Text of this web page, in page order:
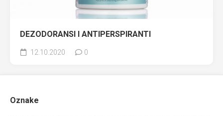
DEZODORANSI I ANTIPERSPIRANTI
12.10.2020 0
Oznake